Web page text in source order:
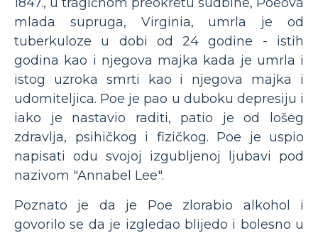
mlada supruga, Virginia, umrla je od
tuberkuloze u dobi od 24 godine - istih
godina kao i njegova majka kada je umrla i
istog uzroka smrti kao i njegova majka i
udomiteljica. Poe je pao u duboku depresiju i
iako je nastavio raditi, patio je od lošeg
zdravlja, psihičkog i fizičkog. Poe je uspio
napisati odu svojoj izgubljenoj ljubavi pod
nazivom "Annabel Lee".
Poznato je da je Poe zlorabio alkohol i
govorilo se da je izgledao blijedo i bolesno u